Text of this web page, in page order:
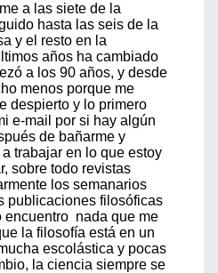
a las siete de la
hasta las seis de la
y el resto en la
años ha cambiado
a los 90 años, y desde
menos porque me
despierto y lo primero
e-mail por si hay algún
de bañarme y
trabajar en lo que estoy
sobre todo revistas
los semanarios
publicaciones filosóficas
encuentro nada que me
la filosofía está en un
escolástica y pocas
la ciencia siempre se